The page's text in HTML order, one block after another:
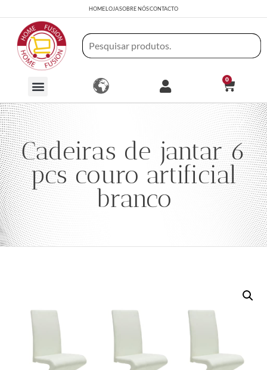
HOMELOJASOBRE NÓSCONTACTO
0
Cadeiras de jantar 6
pcs couro artificial
branco